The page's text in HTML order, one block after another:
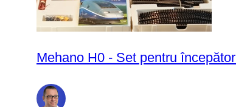
Mehano H0 - Set pentru